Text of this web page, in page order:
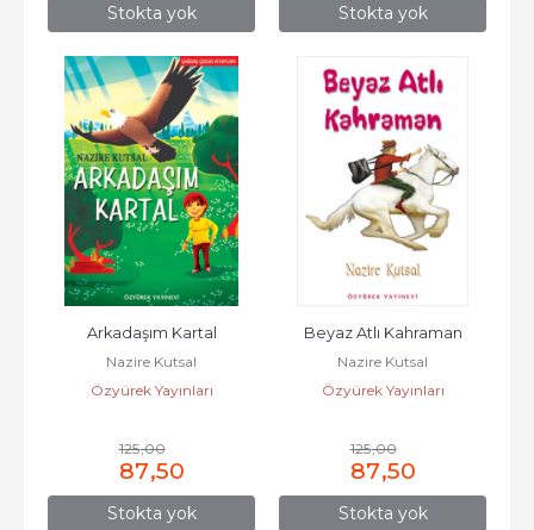
Stokta yok Stokta yok
Stokta yok
Arkadaşım Kartal
Nazire Kutsal
Özyürek Yayınları
125,00
87,50
Stokta yok
Beyaz Atlı Kahraman
Nazire Kutsal
Özyürek Yayınları
125,00
87,50